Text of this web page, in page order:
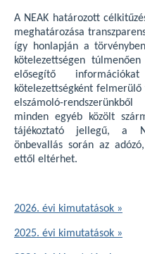
A NEAK határozott
meghatározása
így honlapján a
kötelezettségen
elősegítő
kötelezettségként
elszámoló-
minden egyéb közölt
tájékoztató jellegű, a
önbevallás során az
ettől eltérhet.
2026. évi kimutatások »
2025. évi kimutatások »